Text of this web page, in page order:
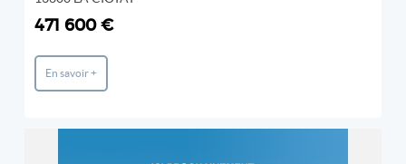
471 600 €
En savoir +